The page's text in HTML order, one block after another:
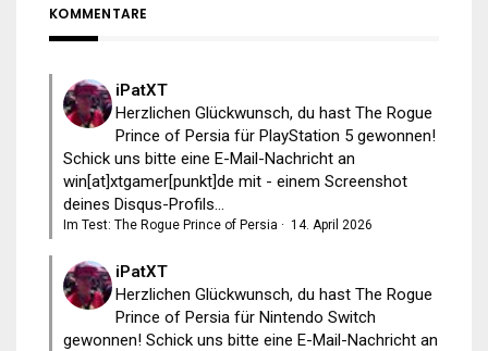
KOMMENTARE
iPatXT
Herzlichen Glückwunsch, du hast The Rogue
Prince of Persia für PlayStation 5 gewonnen!
Schick uns bitte eine E-Mail-Nachricht an
win[at]xtgamer[punkt]de mit - einem Screenshot
deines Disqus-Profils...
Im Test: The Rogue Prince of Persia · 14. April 2026
iPatXT
Herzlichen Glückwunsch, du hast The Rogue
Prince of Persia für Nintendo Switch
gewonnen! Schick uns bitte eine E-Mail-Nachricht an